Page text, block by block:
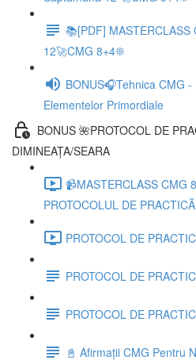
📚[PDF]
12🚀CMG 8+4❊
BONUS🎧Tehnica CMG
Elementelor Primordiale
BONUS 🌺PROTOCOL DE
DIMINEAȚA/SEARA
📹MASTERCLASS CMG
PROTOCOLUL DE
PROTOCOL DE
PROTOCOL DE
PROTOCOL DE
📓 Afirmații CMG Pentru